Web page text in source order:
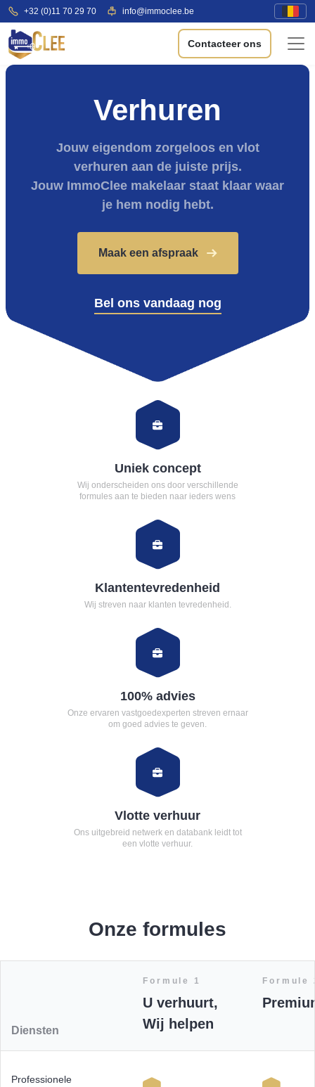
+32 (0)11 70 29 70 info@immoclee.be
Contacteer ons
Verhuren
Jouw eigendom zorgeloos en vlot
verhuren aan de juiste prijs.
Jouw ImmoClee makelaar staat klaar waar
je hem nodig hebt.
Maak een afspraak
Bel ons vandaag nog
Uniek concept
Wij onderscheiden ons door verschillende
formules aan te bieden naar ieders wens
Klantentevredenheid
Wij streven naar klanten tevredenheid.
100% advies
Onze ervaren vastgoedexperten streven ernaar
om goed advies te geven.
Vlotte verhuur
Ons uitgebreid netwerk en databank leidt tot
een vlotte verhuur.
Onze formules
Diensten
Professionele
Formule 1
U verhuurt,
Wij helpen
Formule